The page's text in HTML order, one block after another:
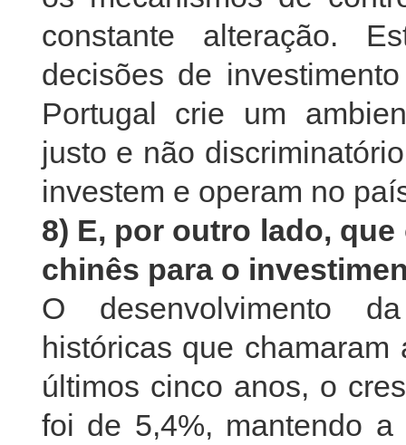
constante alteração.
decisões de
Portugal crie um
justo e não
investem e operam no
8) E, por outro lado,
chinês para o
O desenvolvimento
históricas que
últimos cinco anos, o
foi de 5,4%, mantendo a